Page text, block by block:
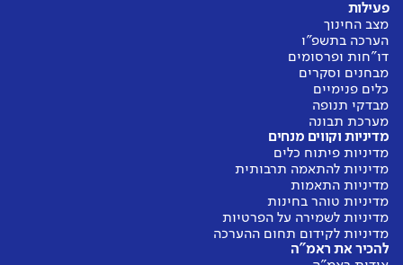
פעילות
מצב החינוך
הערכה בתשפ"ו
דו"חות ופרסומים
מבחנים וסקרים
כלים פנימיים
מבדקי תנופה
מערכת תבונה
מדיניות וקווים מנחים
מדיניות פיתוח כלים
מדיניות להתאמה תרבותית
מדיניות התאמות
מדיניות טוהר בחינות
מדיניות לשמירה על הפרטיות
מדיניות לקידום תחום ההערכה
להכיר את ראמ"ה